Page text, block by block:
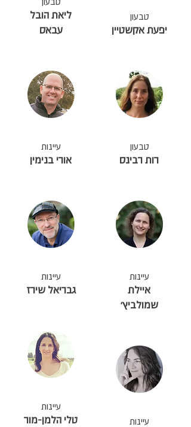
טבעון
יפעת אקשטיין
טבעון
רות רבינס
עיינות
איילת
שמולביץ׳
עיינות
ליאת הובל
עבאס
עיינות
אורי בנימין
עיינות
גבריאל שירז
עיינות
טלי הלמן-מור